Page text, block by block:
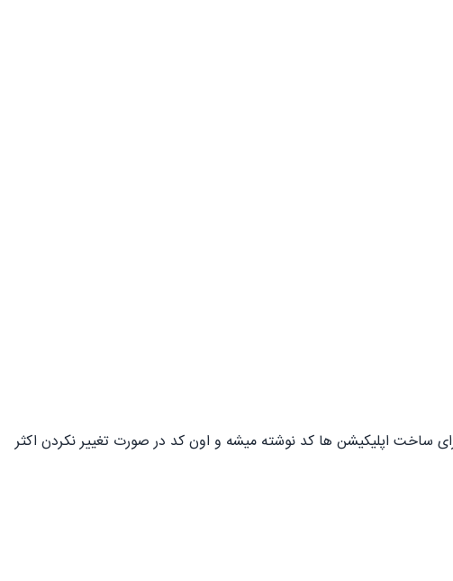
ساخت اپلیکیشن ها کد نوشته میشه و اون کد در صورت تغییر نکردن اکثر